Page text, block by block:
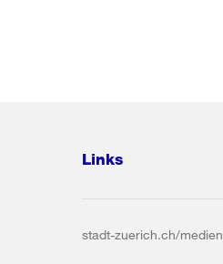
Links
stadt-zuerich.ch/medien